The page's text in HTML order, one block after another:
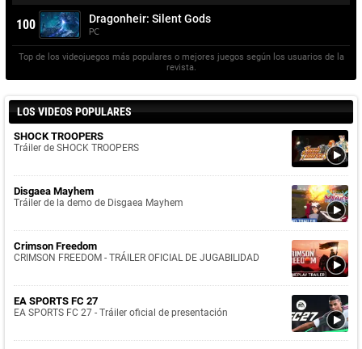
100 Dragonheir: Silent Gods
PC
Top de los videojuegos más populares o mejores juegos según los usuarios de la
revista.
LOS VIDEOS POPULARES
SHOCK TROOPERS
Tráiler de SHOCK TROOPERS
Disgaea Mayhem
Tráiler de la demo de Disgaea Mayhem
Crimson Freedom
CRIMSON FREEDOM - TRÁILER OFICIAL DE JUGABILIDAD
EA SPORTS FC 27
EA SPORTS FC 27 - Tráiler oficial de presentación